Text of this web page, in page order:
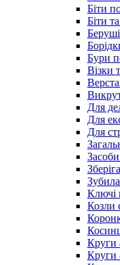
Біти
Біти
Беруші
Бури
Візки
Для
Для
Для
Ключі
Козли
Круги
Круги